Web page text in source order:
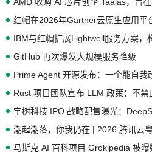
红帽在2026年Gartner云原生应用平
GitHub 再次爆发大规模服务降级
潮起潮落，你我仍在 | 2026 腾讯云
马斯克 AI 百科项目 Grokipedia 被曝